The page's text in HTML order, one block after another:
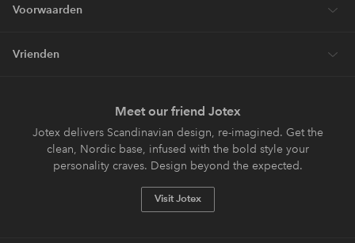
Voorwaarden
Vrienden
Meet our friend Jotex
Jotex delivers Scandinavian design, re-imagined. Get the
clean, Nordic base, infused with the bold style your
personality craves. Design beyond the expected.
Visit Jotex